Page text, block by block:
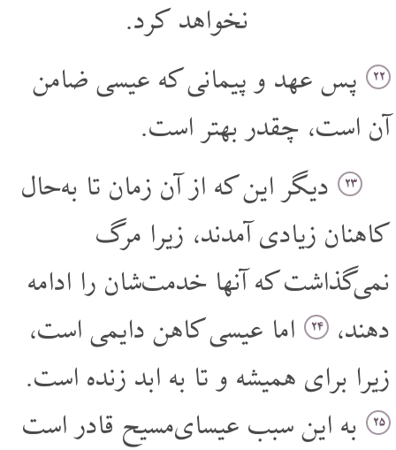
نخواهد کرد.
۲۲ پس عهد و پیمانی که عیسی ضامن
آن است، چقدر بهتر است.
۲۳ دیگر این که از آن زمان تا به‌حال
کاهنان زیادی آمدند، زیرا مرگ
نمی‌گذاشت که آنها خدمت‌شان را ادامه
دهند،
۲۴ اما عیسی کاهن دایمی است،
زیرا برای همیشه و تا به ابد زنده است.
۲۵ به این سبب عیسای‌مسیح قادر است